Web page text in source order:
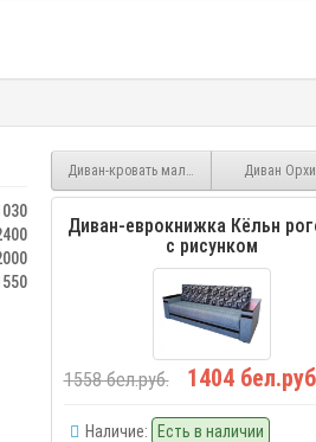
Диван-кровать малогабаритныйДиван
Диван-еврокнижка Кёльн
с рисунком
1558 бел.руб. 1404
Наличие: Есть в наличии